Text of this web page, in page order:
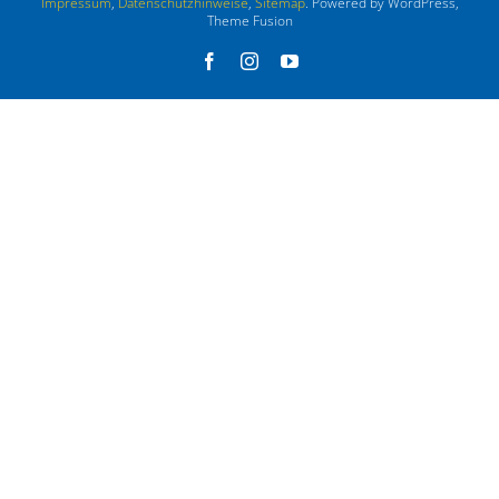
Theme Fusion
FacebookInstagramYouTube